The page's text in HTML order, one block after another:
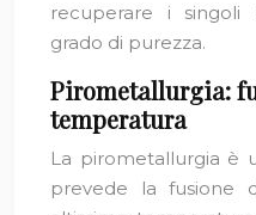
recuperare i
grado di purezza.
Pirometallurgia:
temperatura
La pirometallurgia è
prevede la fusione